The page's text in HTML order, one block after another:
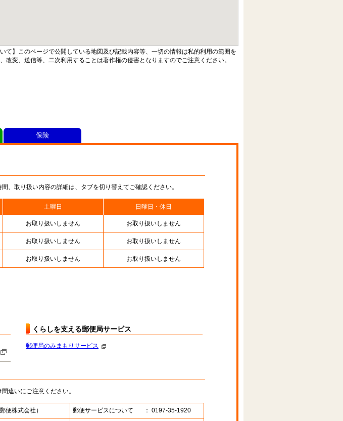
いて】このページで公開している地図及び記載内容等、一切の情報は私的利用の範囲を
改変、送信等、二次利用することは著作権の侵害となりますのでご注意ください。
、取り扱い内容の詳細は、タブを切り替えてご確認ください。
土曜日 日曜日・休日
お取り扱いしません お取り扱いしません
お取り扱いしません お取り扱いしません
お取り扱いしません お取り扱いしません
くらしを支える郵便局サービス
郵便局のみまもりサービス
違いにご注意ください。
便株式会社） 郵便サービスについて ： 0197-35-1920
保険